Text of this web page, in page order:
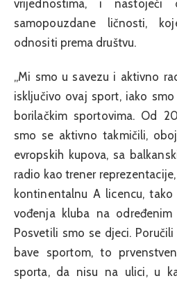
vrijednostima, i
samopouzdane ličnosti,
odnositi prema društvu.
„Mi smo u savezu i aktivno
isključivo ovaj sport, iako
borilačkim sportovima. Od
smo se aktivno takmičili,
evropskih kupova, sa
radio kao trener
kontinentalnu A licencu,
vođenja kluba na
Posvetili smo se djeci.
bave sportom, to
sporta, da nisu na ulici, u